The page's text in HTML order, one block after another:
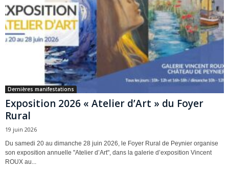
Dernières manifestations
Exposition 2026 « Atelier d’Art » du Foyer
Rural
19 juin 2026
Du samedi 20 au dimanche 28 juin 2026, le Foyer Rural de Peynier organise
son exposition annuelle "Atelier d’Art", dans la galerie d’exposition Vincent
ROUX au...